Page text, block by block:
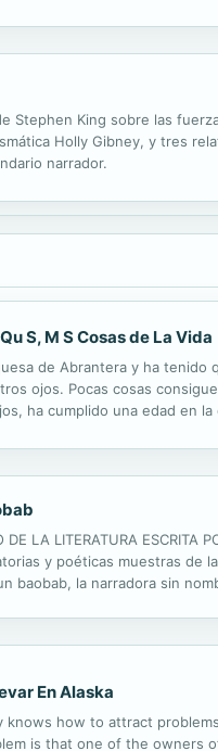
Stephen King sobre las
Holly Gibney, y tres
narrador.
S, M S Cosas de La Vida
de Abrantera y ha tenido
ojos. Pocas cosas
ha cumplido una edad en
DE LA LITERATURA
y poéticas muestras de
baobab, la narradora sin
En Alaska
knows how to attract
is that one of the owners